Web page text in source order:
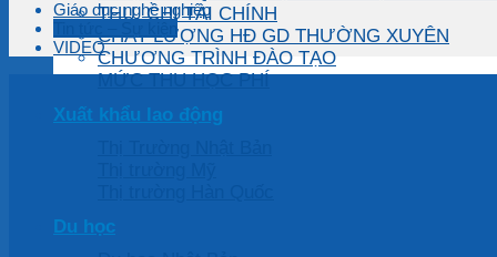
THU, CHI TÀI CHÍNH
CHẤT LƯỢNG HĐ GD THƯỜNG XUYÊN
CHƯƠNG TRÌNH ĐÀO TẠO
MỨC THU HỌC PHÍ
Xuất khẩu lao động
Du học
Giáo dục nghề nghiệp
VIDEO